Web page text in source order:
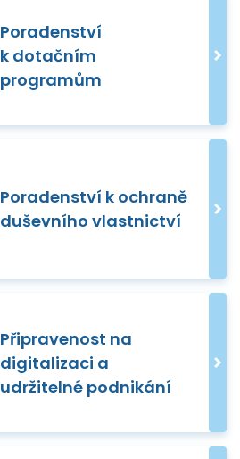
Poradenství
k dotačním
programům
Poradenství k ochraně
duševního vlastnictví
Připravenost na
digitalizaci a
udržitelné podnikání